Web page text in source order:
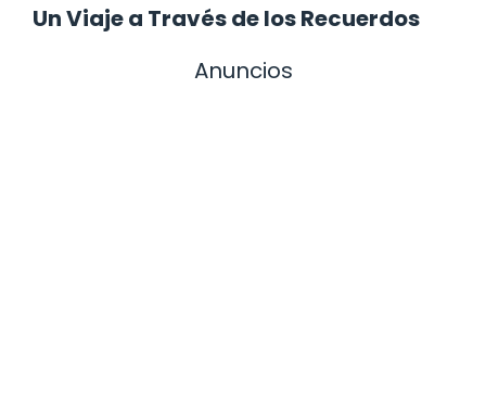
Un Viaje a Través de los Recuerdos
Anuncios